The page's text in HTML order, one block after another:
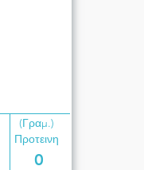
Προτεινη
0
(Γραμ.)